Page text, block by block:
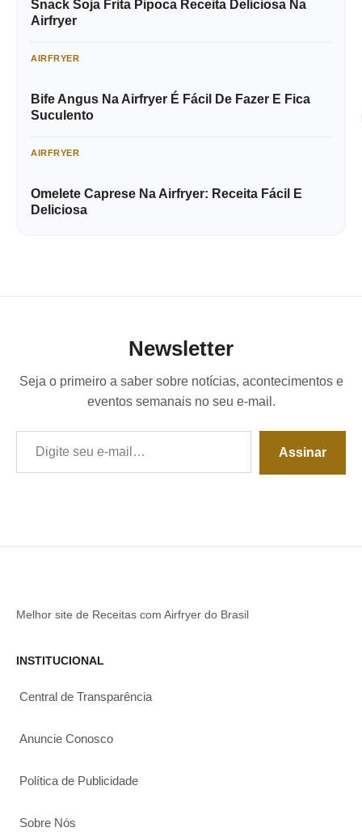
Snack Soja Frita Pipoca Receita Deliciosa Na
Airfryer
AIRFRYER
Bife Angus Na Airfryer É Fácil De Fazer E Fica
Suculento
AIRFRYER
Omelete Caprese Na Airfryer: Receita Fácil E
Deliciosa
Newsletter
Seja o primeiro a saber sobre notícias, acontecimentos e
eventos semanais no seu e-mail.
Digite seu e-mail…
Assinar
Melhor site de Receitas com Airfryer do Brasil
INSTITUCIONAL
Central de Transparência
Anuncie Conosco
Política de Publicidade
Sobre Nós